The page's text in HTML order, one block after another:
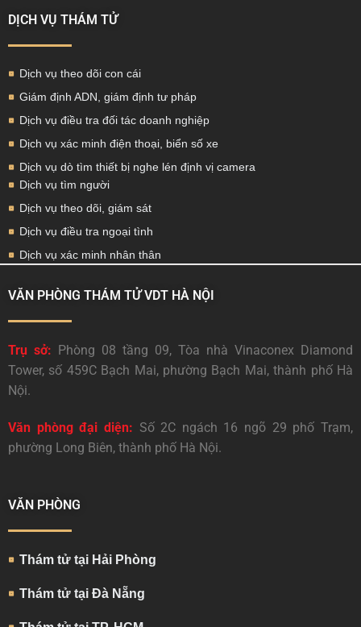
DỊCH VỤ THÁM TỬ
Dịch vụ theo dõi con cái
Giám định ADN, giám định tư pháp
Dịch vụ điều tra đối tác doanh nghiệp
Dịch vụ xác minh điện thoại, biển số xe
Dịch vụ dò tìm thiết bị nghe lén định vị camera
Dịch vụ tìm người
Dịch vụ theo dõi, giám sát
Dịch vụ điều tra ngoại tình
Dịch vụ xác minh nhân thân
VĂN PHÒNG THÁM TỬ VDT HÀ NỘI
Trụ sở:
Phòng 08 tầng 09, Tòa nhà Vinaconex Diamond
Tower, số 459C Bạch Mai, phường Bạch Mai, thành phố Hà
Nội.
Văn phòng đại diện: Số 2C ngách 16 ngõ 29 phố Trạm,
phường Long Biên, thành phố Hà Nội.
VĂN PHÒNG
Thám tử tại Hải Phòng
Thám tử tại Đà Nẵng